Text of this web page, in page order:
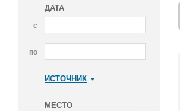
ДАТА
с
по
ИСТОЧНИК
МЕСТО